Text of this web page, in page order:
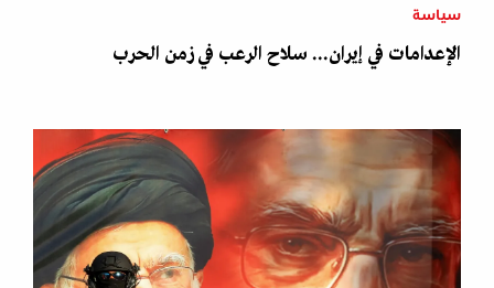
سياسة
الإعدامات في إيران... سلاح الرعب في زمن الحرب